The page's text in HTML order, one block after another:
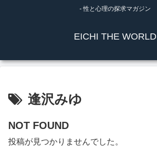
- 性と心理の探求マガジン
EICHI THE WORLD
逢沢みゆ
NOT FOUND
投稿が見つかりませんでした。